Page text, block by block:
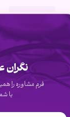
نگران
فرم مشاوره را
با